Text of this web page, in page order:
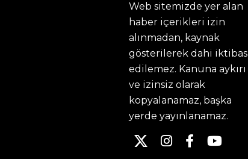
Web sitemizde yer alan
haber içerikleri izin
alınmadan, kaynak
gösterilerek dahi iktibas
edilemez. Kanuna aykırı
ve izinsiz olarak
kopyalanamaz, başka
yerde yayınlanamaz.